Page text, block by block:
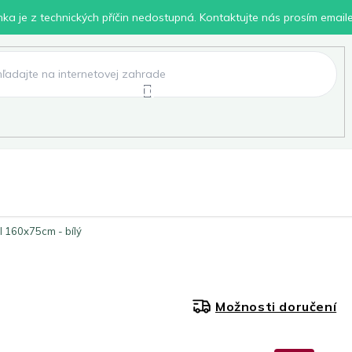
je z technických příčin nedostupná. Kontaktujte nás prosím
160x75cm - bílý
Možnosti doručení